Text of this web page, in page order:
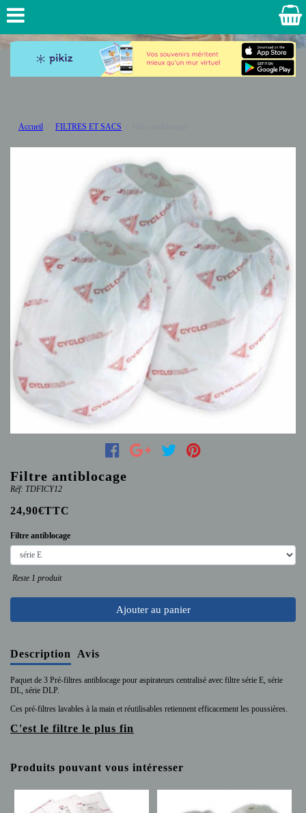
Accueil FILTRES ET SACS
Filtre antiblocage
Réf: TDFICY12
24,90€TTC
Filtre antiblocage
Reste 1 produit
Ajouter au panier
Description Avis
Paquet de 3 Pré-filtres antiblocage pour aspirateurs centralisé avec filtre série E, série
DL, série DLP.
Ces pré-filtres lavables à la main et réutilisables retiennent efficacement les poussières.
C'est le filtre le plus fin
Produits pouvant vous intéresser